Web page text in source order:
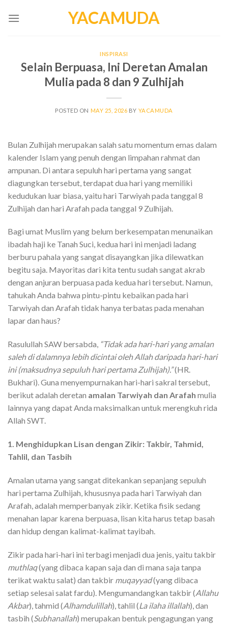
YACAMUDA
INSPIRASI
Selain Berpuasa, Ini Deretan Amalan
Mulia pada 8 dan 9 Zulhijah
POSTED ON MAY 25, 2026 BY YACAMUDA
Bulan Zulhijah merupakan salah satu momentum emas dalam
kalender Islam yang penuh dengan limpahan rahmat dan
ampunan. Di antara sepuluh hari pertama yang sangat
diagungkan tersebut, terdapat dua hari yang memiliki
kedudukan luar biasa, yaitu hari Tarwiyah pada tanggal 8
Zulhijah dan hari Arafah pada tanggal 9 Zulhijah.
Bagi umat Muslim yang belum berkesempatan menunaikan
ibadah haji ke Tanah Suci, kedua hari ini menjadi ladang
berburu pahala yang sangat disayangkan jika dilewatkan
begitu saja. Mayoritas dari kita tentu sudah sangat akrab
dengan anjuran berpuasa pada kedua hari tersebut. Namun,
tahukah Anda bahwa pintu-pintu kebaikan pada hari
Tarwiyah dan Arafah tidak hanya terbatas pada menahan
lapar dan haus?
Rasulullah SAW bersabda, “Tidak ada hari-hari yang amalan
saleh di dalamnya lebih dicintai oleh Allah daripada hari-hari
ini (maksudnya sepuluh hari pertama Zulhijah).”(HR.
Bukhari). Guna menyempurnakan hari-hari sakral tersebut,
berikut adalah deretan amalan Tarwiyah dan Arafah mulia
lainnya yang dapat Anda maksimalkan untuk merengkuh rida
Allah SWT.
1. Menghidupkan Lisan dengan Zikir: Takbir, Tahmid,
Tahlil, dan Tasbih
Amalan utama yang sangat ditekankan sepanjang sepuluh
hari pertama Zulhijah, khususnya pada hari Tarwiyah dan
Arafah, adalah memperbanyak zikir. Ketika fisik sedang
menahan lapar karena berpuasa, lisan kita harus tetap basah
dan hidup dengan kalimat-kalimat tayibah.
Zikir pada hari-hari ini terbagi menjadi dua jenis, yaitu takbir
muthlaq(yang dibaca kapan saja dan di mana saja tanpa
terikat waktu salat) dan takbir muqayyad(yang dibaca
setiap selesai salat fardu). Mengumandangkan takbir (Allahu
Akbar), tahmid (Alhamdulillah), tahlil (La ilaha illallah), dan
tasbih ( Subhanallah) merupakan bentuk pengagungan yang